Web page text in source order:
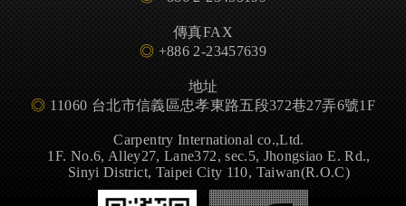
傳真FAX
◎ +886 2-23457639
地址
◎ 11060 台北市信義區忠孝東路五段372巷27弄6號1F
Carpentry International co.,Ltd.
1F. No.6, Alley27, Lane372, sec.5, Jhongsiao E. Rd.,
Sinyi District, Taipei City 110, Taiwan(R.O.C)